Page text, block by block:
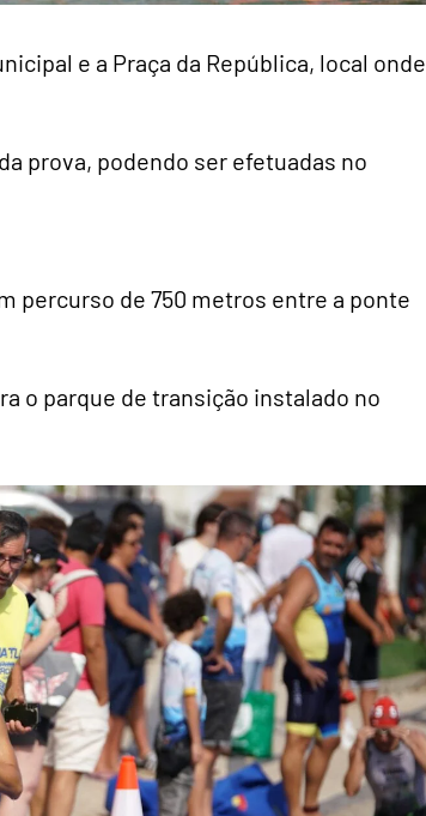
e a Praça da República, local onde
prova, podendo ser efetuadas no
percurso de 750 metros entre a ponte
o parque de transição instalado no